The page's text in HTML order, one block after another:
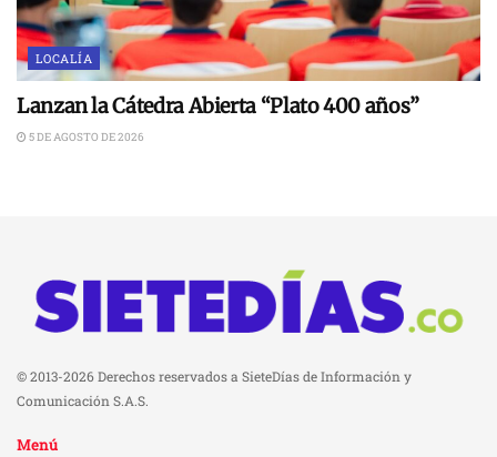
LOCALÍA
Lanzan la Cátedra Abierta “Plato 400 años”
5 DE AGOSTO DE 2026
© 2013-2026 Derechos reservados a SieteDías de Información y
Comunicación S.A.S.
Menú